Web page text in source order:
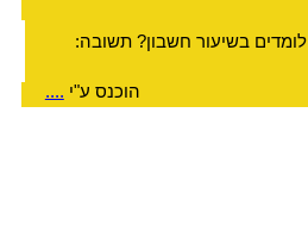
בשיעור חשבון? תשובה:
הוכנס ע"י ....